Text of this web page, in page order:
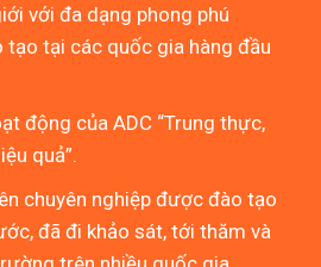
với đa dạng phong phú
tại các quốc gia hàng đầu
động của ADC “Trung thực,
quả”.
chuyên nghiệp được đào tạo
đã đi khảo sát, tới thăm và